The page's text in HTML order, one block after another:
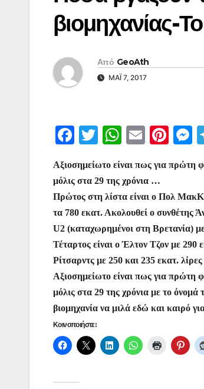
βιομηχανίας-
Από GeoAth
ΜΆΙ 7, 2017
F
c
e
b
o
o
k
T
itt
er
W
at
s
A
p
p
E
ai
l
Pi
er
e
st
s
s
e
n
g
Αξιοσημείωτο είναι πως για πρώτη
μόλις στα 29 της χρόνια …
Πρώτος στη λίστα είναι ο Πολ
τα 780 εκατ. Ακολουθεί ο συνθέτης
U2 (καταχωρημένοι στη Βρετανία)
Τέταρτος είναι ο Έλτον Τζον με 290
Ρίτσαρντς με 250 και 235 εκατ. λίρες
Αξιοσημείωτο είναι πως για πρώτη
μόλις στα 29 της χρόνια με το
βιομηχανία να μιλά εδώ και καιρό
Κοινοποιήστε: